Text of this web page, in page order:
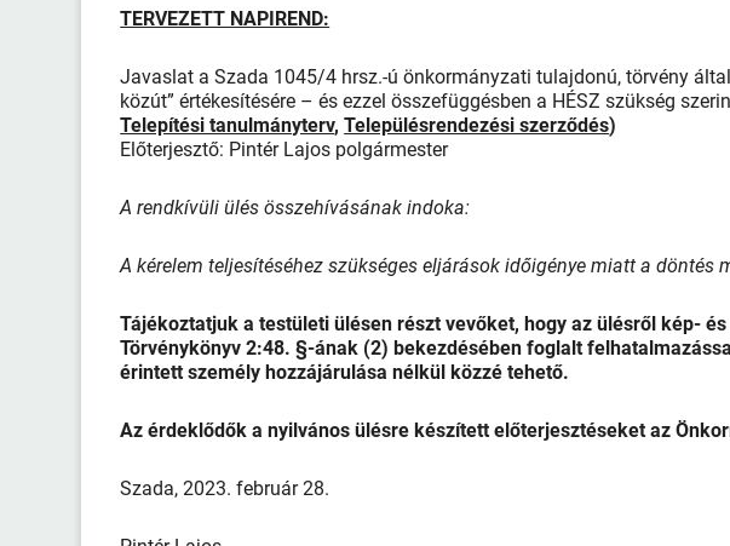
TERVEZETT NAPIREND:
Javaslat a Szada 1045/4 hrsz.-ú önkormányzati tulajdonú, törvény
közút” értékesítésére – és ezzel összefüggésben a HÉSZ szükség
Telepítési tanulmányterv,Településrendezési szerződés)
Előterjesztő: Pintér Lajos polgármester
A rendkívüli ülés összehívásának indoka:
A kérelem teljesítéséhez szükséges eljárások időigénye miatt a döntés
Tájékoztatjuk a testületi ülésen részt vevőket, hogy az ülésről kép-
Törvénykönyv 2:48. §-ának (2) bekezdésében foglalt
érintett személy hozzájárulása nélkül közzé tehető.
Az érdeklődők a nyilvános ülésre készített előterjesztéseket az
Szada, 2023. február 28.